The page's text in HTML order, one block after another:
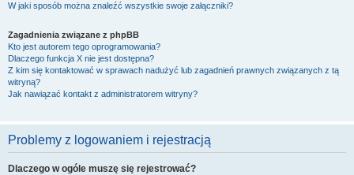
W jaki sposób można znaleźć wszystkie swoje załączniki?
Zagadnienia związane z phpBB
Kto jest autorem tego oprogramowania?
Dlaczego funkcja X nie jest dostępna?
Z kim się kontaktować w sprawach nadużyć lub zagadnień prawnych związanych z tą
witryną?
Jak nawiązać kontakt z administratorem witryny?
Problemy z logowaniem i rejestracją
Dlaczego w ogóle muszę się rejestrować?